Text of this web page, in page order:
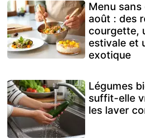
Menu sans
août : des
courgette,
estivale et
exotique
Légumes
suffit-elle
les laver